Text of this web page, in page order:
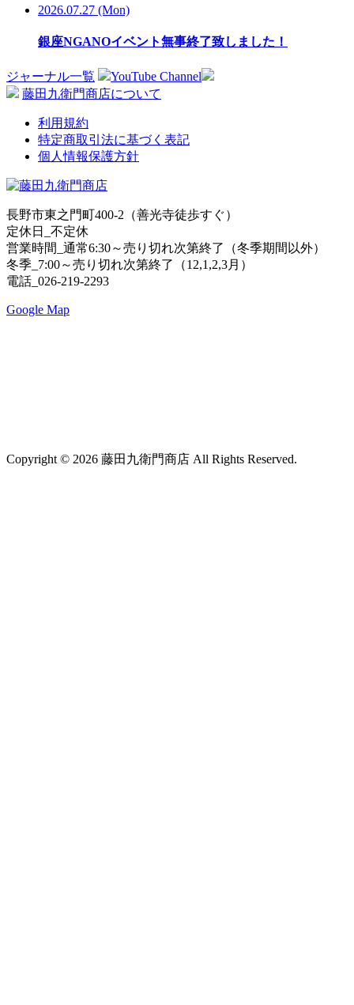
2026.07.27 (Mon)
銀座NGANOイベント無事終了致しました！
ジャーナル一覧
YouTube Channel
藤田九衛門商店について
利用規約
特定商取引法に基づく表記
個人情報保護方針
長野市東之門町400-2（善光寺徒歩すぐ）
定休日_不定休
営業時間_通常6:30～売り切れ次第終了（冬季期間以外）
冬季_7:00～売り切れ次第終了（12,1,2,3月）
電話_026-219-2293
Google Map
Copyright © 2026 藤田九衛門商店 All Rights Reserved.